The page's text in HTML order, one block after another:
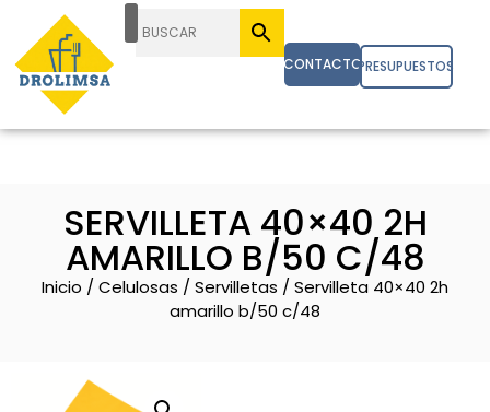
CONTACTOPRESUPUESTOS
SERVILLETA 40×40 2H
AMARILLO B/50 C/48
Inicio / Celulosas / Servilletas / Servilleta 40×40 2h
amarillo b/50 c/48